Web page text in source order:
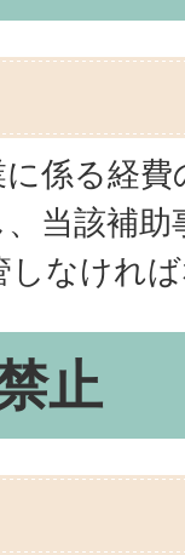
係る経
当該補
しなけれ
止